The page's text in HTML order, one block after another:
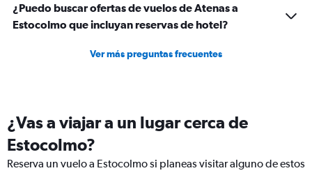
¿Puedo buscar ofertas de vuelos de Atenas a
Estocolmo que incluyan reservas de hotel?
Ver más preguntas frecuentes
¿Vas a viajar a un lugar cerca de
Estocolmo?
Reserva un vuelo a Estocolmo si planeas visitar alguno de estos